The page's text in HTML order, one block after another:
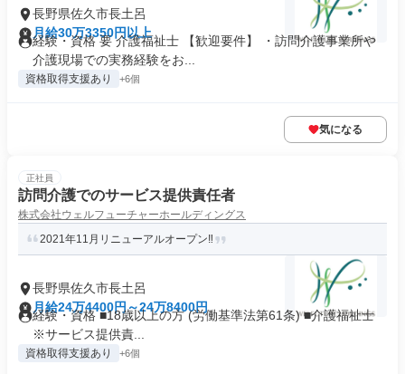
長野県佐久市長土呂
月給30万3350円以上
経験・資格 要 介護福祉士 【歓迎要件】 ・訪問介護事業所や
介護現場での実務経験をお...
資格取得支援あり +6個
気になる
正社員
訪問介護でのサービス提供責任者
株式会社ウェルフューチャーホールディングス
2021年11月リニューアルオープン‼
長野県佐久市長土呂
月給24万4400円～24万8400円
経験・資格 ■18歳以上の方 (労働基準法第61条) ■介護福祉士
※サービス提供責...
資格取得支援あり +6個